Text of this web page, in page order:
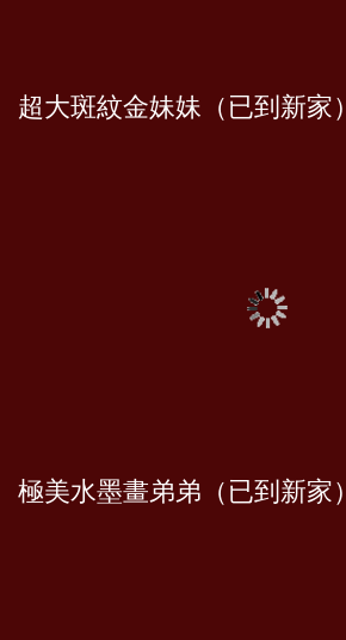
超大斑紋金妹妹（已到新家）
極美水墨畫弟弟（已到新家）